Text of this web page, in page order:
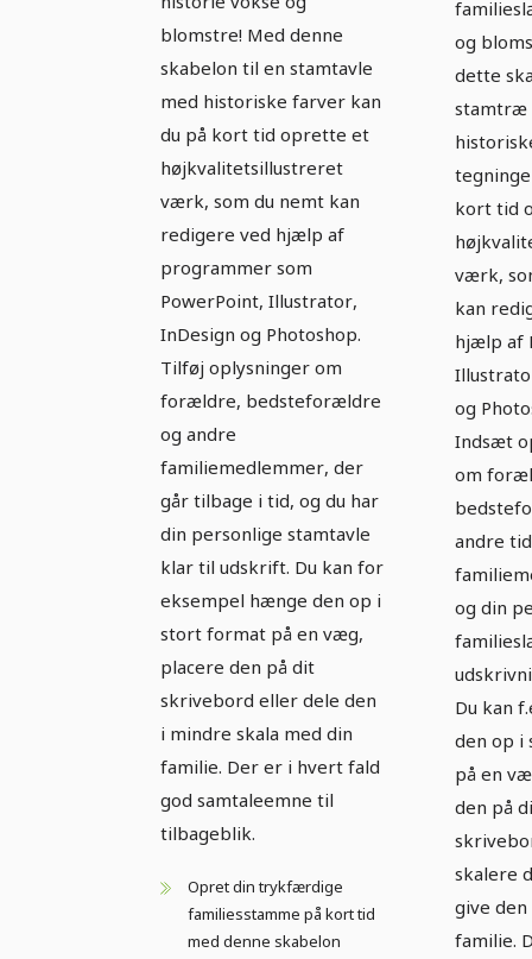
farvetegning
blomstre! Med denne
skabelon til en stamtavle
med historiske farver kan
du på kort tid oprette et
højkvalitetsillustreret
værk, som du nemt kan
redigere ved hjælp af
programmer som
PowerPoint, Illustrator,
InDesign og Photoshop.
Tilføj oplysninger om
forældre, bedsteforældre
og andre
familiemedlemmer, der
går tilbage i tid, og du har
din personlige stamtavle
klar til udskrift. Du kan for
eksempel hænge den op i
stort format på en væg,
placere den på dit
skrivebord eller dele den
i mindre skala med din
familie. Der er i hvert fald
god samtaleemne til
tilbageblik.
Opret din trykfærdige
familiesstamme på kort tid
med denne skabelon
sort-
og
dette
stamtræ
kort tid
værk,
kan
hjælp af
og
Indsæt
om
andre
og din
Du kan
den op i
på en
den på
skalere
give
familie.